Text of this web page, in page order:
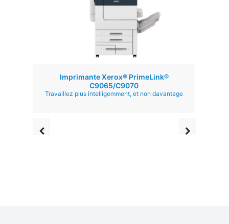
Imprimante Xerox® PrimeLink®
C9065/C9070
Travaillez plus intelligemment, et non davantage